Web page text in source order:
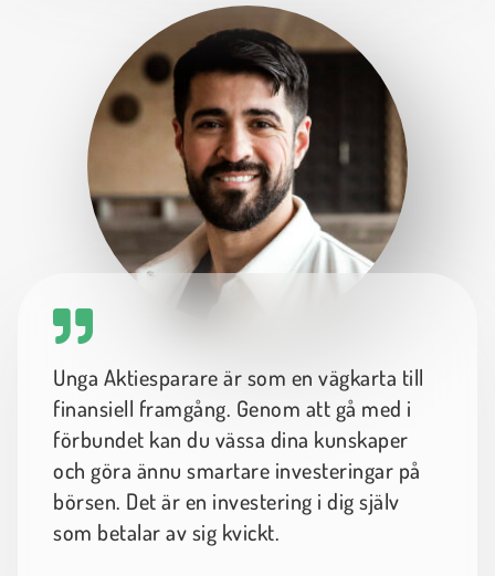
Unga Aktiesparare är som en vägkarta till
finansiell framgång. Genom att gå med i
förbundet kan du vässa dina kunskaper
och göra ännu smartare investeringar på
börsen. Det är en investering i dig själv
som betalar av sig kvickt.